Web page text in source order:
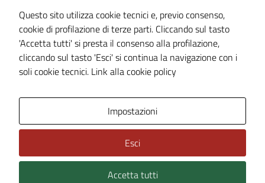
Cookie Policy
Note legali
Dichiarazione di accessibilità
Piano di miglioramento del sito
Technical Design s.r.l.
Questo sito utilizza cookie tecnici e, previo consenso,
cookie di profilazione di terze parti. Cliccando sul tasto
'Accetta tutti' si presta il consenso alla profilazione,
cliccando sul tasto 'Esci' si continua la navigazione con i
soli cookie tecnici. Link alla cookie policy
Impostazioni
Esci
Accetta tutti